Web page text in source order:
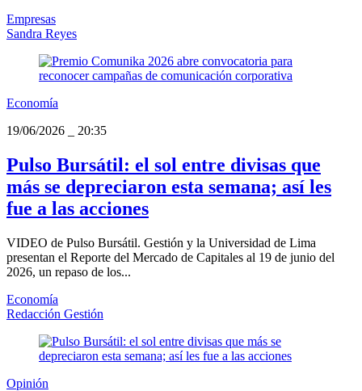
Empresas
Sandra Reyes
Economía
19/06/2026
20:35
Pulso Bursátil: el sol entre divisas que
más se depreciaron esta semana; así les
fue a las acciones
VIDEO de Pulso Bursátil. Gestión y la Universidad de Lima
presentan el Reporte del Mercado de Capitales al 19 de junio del
2026, un repaso de los...
Economía
Redacción Gestión
Opinión